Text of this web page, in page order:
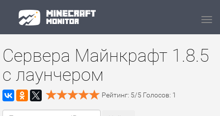
Сервера Майнкрафт 1.8.5
с лаунчером
Рейтинг: 5/5 Голосов: 1